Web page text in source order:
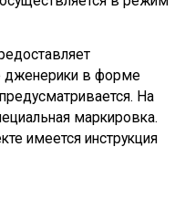
дженерики в форме
На
маркировка.
имеется инструкция